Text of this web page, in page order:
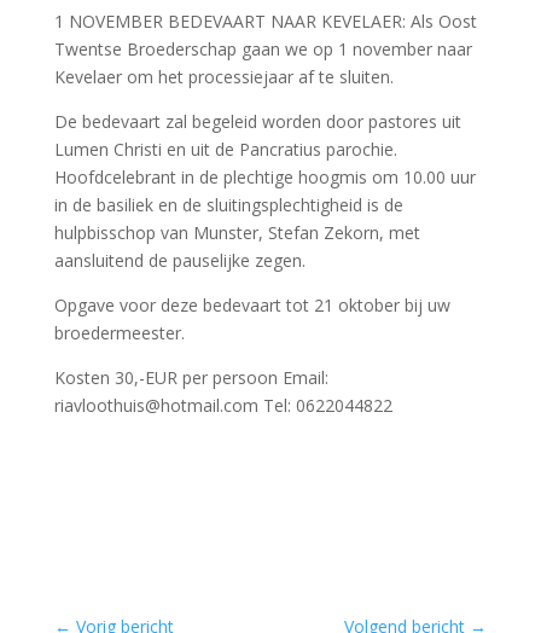
1 NOVEMBER BEDEVAART NAAR KEVELAER: Als Oost
Twentse Broederschap gaan we op 1 november naar
Kevelaer om het processiejaar af te sluiten.
De bedevaart zal begeleid worden door pastores uit
Lumen Christi en uit de Pancratius parochie.
Hoofdcelebrant in de plechtige hoogmis om 10.00 uur
in de basiliek en de sluitingsplechtigheid is de
hulpbisschop van Munster, Stefan Zekorn, met
aansluitend de pauselijke zegen.
Opgave voor deze bedevaart tot 21 oktober bij uw
broedermeester.
Kosten 30,-EUR per persoon Email:
riavloothuis@hotmail.com Tel: 0622044822
← Vorig bericht Volgend bericht →